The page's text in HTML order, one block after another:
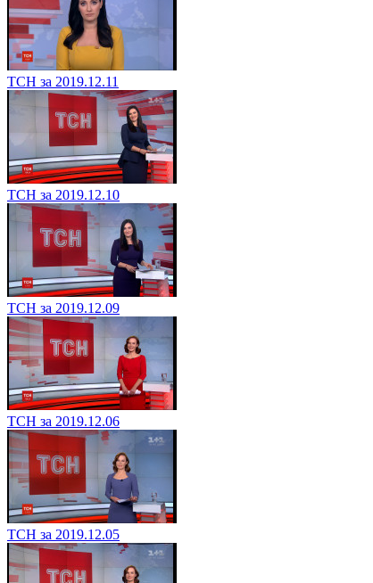
ТСН за 2019.12.11
ТСН за 2019.12.10
ТСН за 2019.12.09
ТСН за 2019.12.06
ТСН за 2019.12.05